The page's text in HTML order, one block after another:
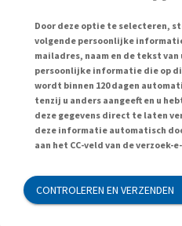
Door deze optie te selecteren,
volgende persoonlijke
mailadres, naam en de tekst van
persoonlijke informatie die op
wordt binnen 120 dagen
tenzij u anders aangeeft en u
deze gegevens direct te laten
deze informatie automatisch
aan het CC-veld van de verzoek-
CONTROLEREN EN VERZENDEN